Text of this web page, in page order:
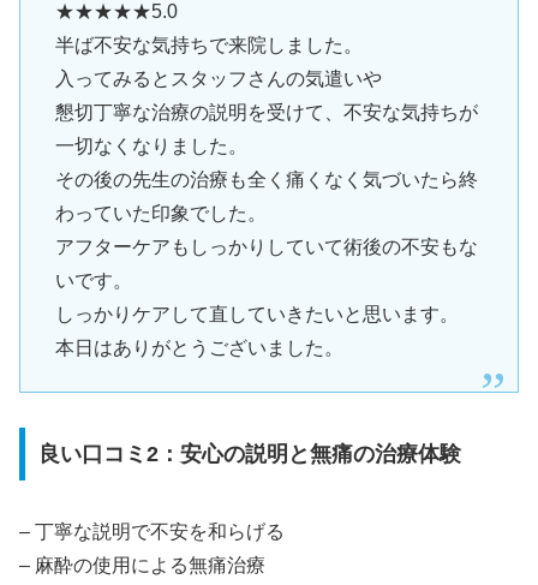
★★★★★5.0
半ば不安な気持ちで来院しました。
入ってみるとスタッフさんの気遣いや
懇切丁寧な治療の説明を受けて、不安な気持ちが
一切なくなりました。
その後の先生の治療も全く痛くなく気づいたら終
わっていた印象でした。
アフターケアもしっかりしていて術後の不安もな
いです。
しっかりケアして直していきたいと思います。
本日はありがとうございました。
良い口コミ2：安心の説明と無痛の治療体験
– 丁寧な説明で不安を和らげる
– 麻酔の使用による無痛治療